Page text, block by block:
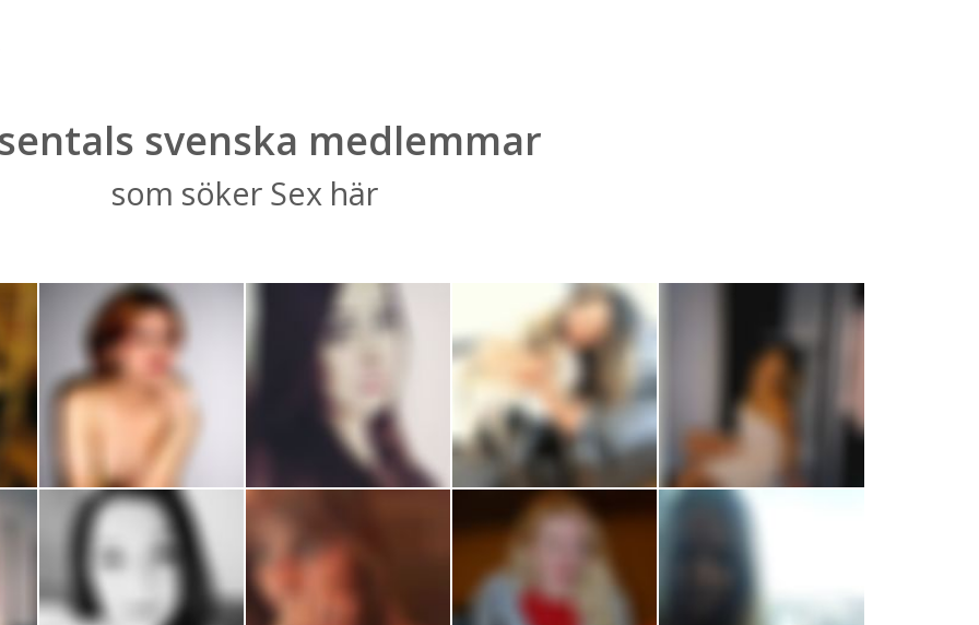
svenska medlemmar
som söker Sex här